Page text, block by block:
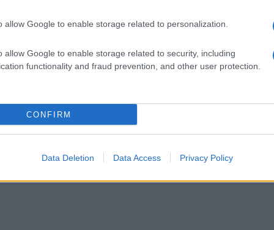
allow Google to enable storage related to personalization.
allow Google to enable storage related to security, including
functionality and fraud prevention, and other user protection.
CONFIRM
Data Deletion Data Access Privacy Policy
+ Esporta iCal